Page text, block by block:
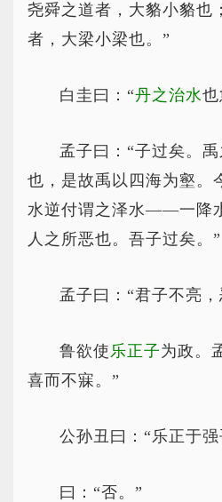
尧舜之道者，大貉小貉也
者，大梁小梁也。”
白圭曰：“丹之治水也
孟子曰：“子过矣。
也，是故禹以四海为壑。
水逆付谓之泽水——一降
人之所恶也。吾子过矣。”
孟子曰：“君子不亮
鲁欲使乐正子为政。
喜而不寐。”
公孙丑曰：“乐正于强
曰：“否。”